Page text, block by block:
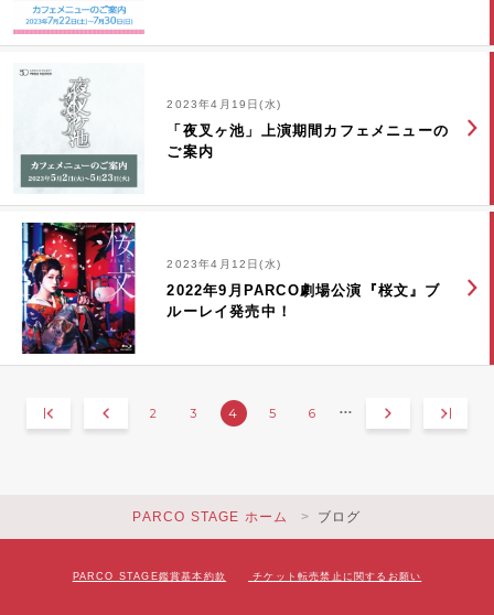
2023年4月19日(水)
「夜叉ヶ池」上演期間カフェメニューの
ご案内
2023年4月12日(水)
2022年9月PARCO劇場公演『桜文』ブ
ルーレイ発売中！
2 3 4 5 6 •••
PARCO STAGE ホーム ブログ
PARCO STAGE鑑賞基本約款 チケット転売禁止に関するお願い